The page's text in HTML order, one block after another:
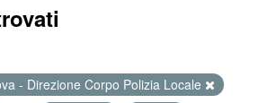
- Direzione Corpo Polizia Locale